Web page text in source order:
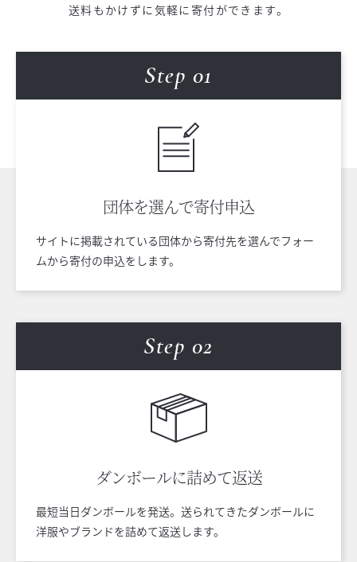
送料もかけずに気軽に寄付ができます。
Step 01
団体を選んで寄付申込
サイトに掲載されている団体から寄付先を選んでフォー
ムから寄付の申込をします。
Step 02
ダンボールに詰めて返送
最短当日ダンボールを発送。送られてきたダンボールに
洋服やブランドを詰めて返送します。